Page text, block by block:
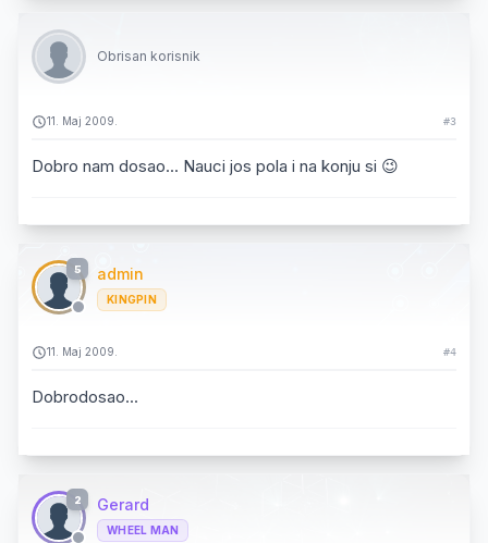
Obrisan korisnik
11. Maj 2009. #3
Dobro nam dosao... Nauci jos pola i na konju si 😉
5 admin
KINGPIN
11. Maj 2009. #4
Dobrodosao...
2 Gerard
WHEEL MAN